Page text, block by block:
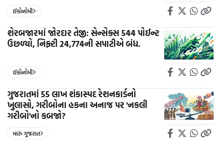
ઈકોનોમી
શેરબજારમાં જોરદાર તેજી: સેન્સેક્સ 544 પોઈન્ટ
ઉછળ્યો, નિફ્ટી 24,774ની સપાટીએ બંધ.
ઈકોનોમી
ગુજરાતમાં 55 લાખ શંકાસ્પદ રેશનકાર્ડનો
ખુલાસો, ગરીબોના હકના અનાજ પર 'નકલી
ગરીબો'નો કબજો?
મારું ગુજરાત